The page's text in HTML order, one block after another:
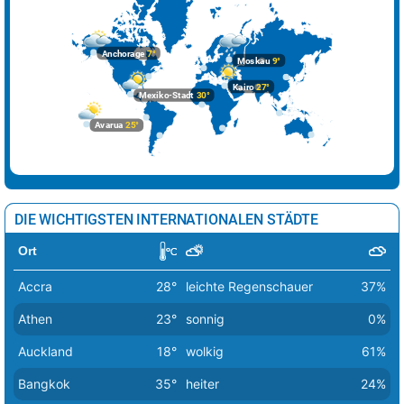
6° leichte Schneeschauer
19° sonnig
22° sonnig
24° sonnig
21° sonnig
Tallinn 6° wolkig 44%
Tirana 22° sonnig 3%
Vaduz 22° heiter 11%
Vatikan Stadt 0%
leichte Schneeschauer
Warschau 17%
Mexiko-Stadt30°
Anchorage7°
Avarua 25°
Moskau 9°
Kairo27°
DIE WICHTIGSTEN INTERNATIONALEN STÄDTE
Ort
Accra 28° leichte Regenschauer 37%
Athen 23° sonnig 0%
Auckland 18° wolkig 61%
Bangkok 35° heiter 24%